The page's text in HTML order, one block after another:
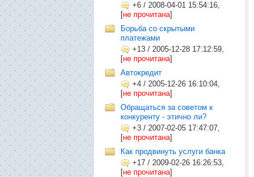
+6 / 2008-04-01 15:54:16,
[не прочитана]
Борьба со скрытыми
платежами
+13 / 2005-12-28 17:12:59,
[не прочитана]
Автокредит
+4 / 2005-12-26 16:10:04,
[не прочитана]
Обращаться за советом к
конкуренту - этично ли?
+3 / 2007-02-05 17:47:07,
[не прочитана]
Как продвинуть услуги банка
+17 / 2009-02-26 16:26:53,
[не прочитана]